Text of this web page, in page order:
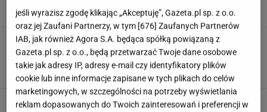
Republika drastycznie w dół. Triumfuje
konkurencja
jeśli wyrazisz zgodę klikając „Akceptuję”, Gazeta.pl sp. z o.o.
oraz jej Zaufani Partnerzy, w tym [676] Zaufanych Partnerów
IAB, jak również Agora S.A. będąca spółką powiązaną z
Gazeta.pl sp. z o.o., będą przetwarzać Twoje dane osobowe
takie jak adresy IP, adresy e-mail czy identyfikatory plików
cookie lub inne informacje zapisane w tych plikach do celów
marketingowych, w szczególności na potrzeby wyświetlania
reklam dopasowanych do Twoich zainteresowań i preferencji w